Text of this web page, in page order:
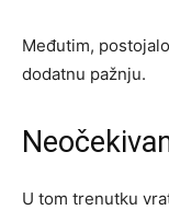
Međutim,
dodatnu pažnju.
U tom trenutku